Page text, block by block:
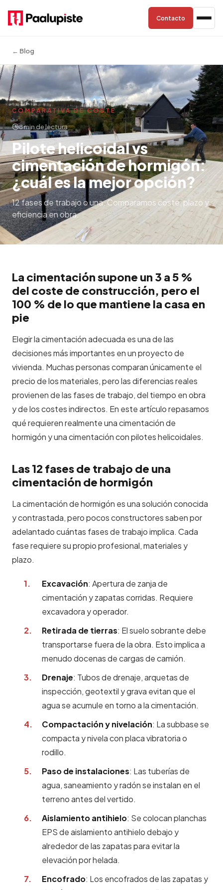
Contacto
← Blog
COMPARATIVA DE COSTE
8 min de lectura
Pilote helicoidal vs
cimentación de hormigón:
¿cuál es la mejor opción?
12 fases de trabajo o una. Comparamos coste, plazo y
eficiencia en obra.
La cimentación supone un 3 a 5 %
del coste de construcción, pero el
100 % de lo que mantiene la casa en
pie
Elegir la cimentación adecuada es una de las
decisiones más importantes en un proyecto de
vivienda. Muchas personas comparan únicamente el
precio de los materiales, pero las diferencias reales
provienen de las fases de trabajo, del tiempo en obra
y de los costes indirectos. En este artículo repasamos
qué requieren realmente una cimentación de
hormigón y una cimentación con pilotes helicoidales.
Las 12 fases de trabajo de una
cimentación de hormigón
La cimentación de hormigón es una solución conocida
y contrastada, pero pocos constructores saben por
adelantado cuántas fases de trabajo implica. Cada
fase requiere su propio profesional, materiales y
plazo.
Excavación: Apertura de zanja de
cimentación y zapatas corridas. Requiere
excavadora y operador.
Retirada de tierras: El suelo sobrante debe
transportarse fuera de la obra. Esto implica a
menudo docenas de cargas de camión.
Drenaje: Tubos de drenaje, arquetas de
inspección, geotextil y grava evitan que el
agua se acumule en torno a la cimentación.
Compactación y nivelación: La subbase se
compacta y nivela con placa vibratoria o
rodillo.
Paso de instalaciones: Las tuberías de
agua, saneamiento y radón se instalan en el
terreno antes del vertido.
Aislamiento antihielo: Se colocan planchas
EPS de aislamiento antihielo debajo y
alrededor de las zapatas para evitar la
elevación por helada.
Encofrado: Los encofrados de las zapatas y